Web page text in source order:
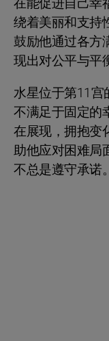
绕着美丽和支持
鼓励他通过各方
现出对公平与平
水星位于第11宫
不满足于固定的
在展现，拥抱变
助他应对困难局
不总是遵守承诺。